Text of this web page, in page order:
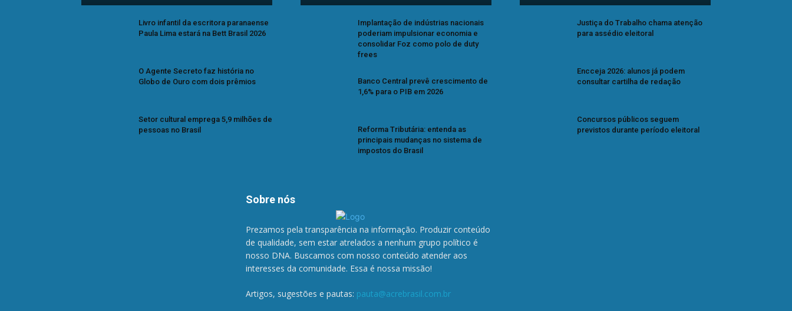
Livro infantil da escritora paranaense
Paula Lima estará na Bett Brasil 2026
O Agente Secreto faz história no
Globo de Ouro com dois prêmios
Setor cultural emprega 5,9 milhões de
pessoas no Brasil
Implantação de indústrias nacionais
poderiam impulsionar economia e
consolidar Foz como polo de duty
frees
Banco Central prevê crescimento de
1,6% para o PIB em 2026
Reforma Tributária: entenda as
principais mudanças no sistema de
impostos do Brasil
Justiça do Trabalho chama atenção
para assédio eleitoral
Encceja 2026: alunos já podem
consultar cartilha de redação
Concursos públicos seguem
previstos durante período eleitoral
Sobre nós
Prezamos pela transparência na informação. Produzir conteúdo
de qualidade, sem estar atrelados a nenhum grupo político é
nosso DNA. Buscamos com nosso conteúdo atender aos
interesses da comunidade. Essa é nossa missão!
Artigos, sugestões e pautas: pauta@acrebrasil.com.br